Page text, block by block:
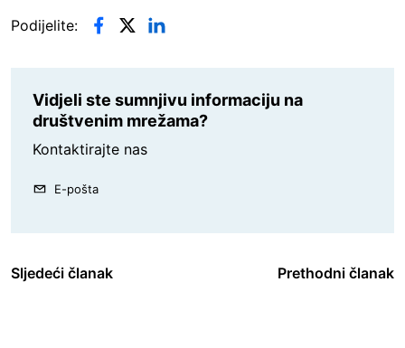
Podijelite:
Vidjeli ste sumnjivu informaciju na
društvenim mrežama?
Kontaktirajte nas
E-pošta
Sljedeći članak Prethodni članak